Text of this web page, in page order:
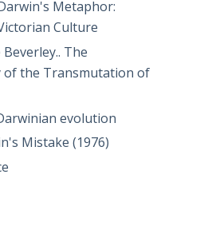
Metaphor:
Culture
The
of the Transmutation of
evolution
Mistake (1976)